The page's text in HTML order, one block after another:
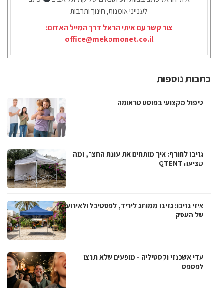
לענייני אומנות, חינוך ותרבות
צור קשר עם איתי הראל דרך המייל האדום:
office@mekomonet.co.il
כתבות נוספות
טיפול מקצועי בפוסט טראומה
גזיבו לחורף: איך מותחים את עונת החצר, ומה
מציעה QTENT
איזי גזיבו: גזיבו ממותג ליריד, לפסטיבל ולאירוע
של העסק
עדי אשכנזי וקסטיליה - מופעים שלא תרצו
לפספס